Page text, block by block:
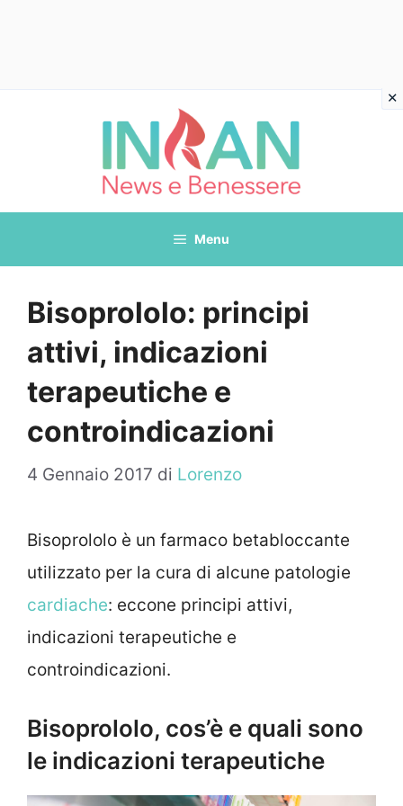
Menu
Bisoprololo: principi
attivi, indicazioni
terapeutiche e
controindicazioni
4 Gennaio 2017 di Lorenzo
Bisoprololo è un farmaco betabloccante
utilizzato per la cura di alcune patologie
cardiache: eccone principi attivi,
indicazioni terapeutiche e
controindicazioni.
Bisoprololo, cos’è e quali sono
le indicazioni terapeutiche